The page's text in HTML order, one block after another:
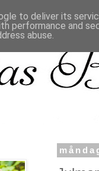
to deliver its
performance and
abuse.